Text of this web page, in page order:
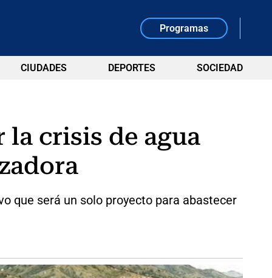
Programas
CIUDADES DEPORTES SOCIEDAD
la crisis de agua
que será un solo proyecto para abastecer